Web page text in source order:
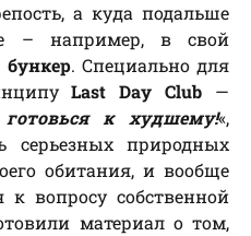
а куда подальше
– например, в свой
бункер. Специально для
Last Day Club —
к худшему!«,
серьезных природных
обитания, и вообще
к вопросу собственной
материал о том,